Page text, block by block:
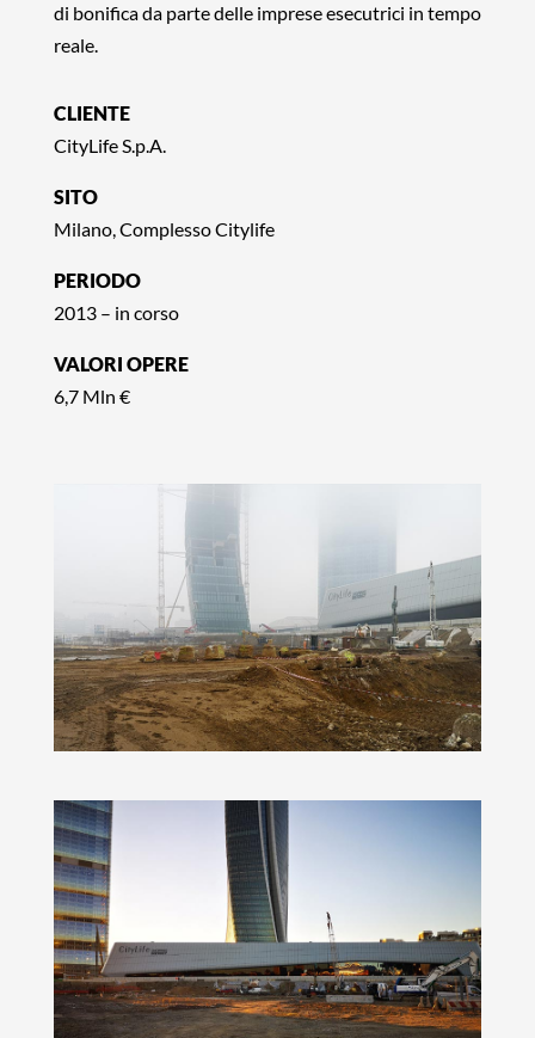
di bonifica da parte delle imprese esecutrici in tempo
reale.
CLIENTE
CityLife S.p.A.
SITO
Milano, Complesso Citylife
PERIODO
2013 – in corso
VALORI OPERE
6,7 Mln €